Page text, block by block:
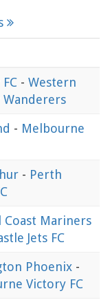
- Western
Wanderers
- Melbourne
- Perth
Coast Mariners
Jets FC
Phoenix -
Victory FC